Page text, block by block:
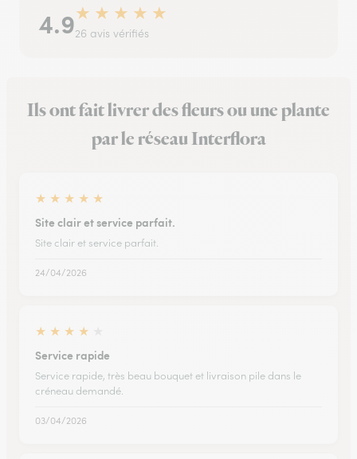
4.9★ ★ ★ ★ ★
26 avis vérifiés
Ils ont fait livrer des fleurs ou une plante
par le réseau Interflora
★ ★ ★ ★ ★
Site clair et service parfait.
Site clair et service parfait.
24/04/2026
★ ★ ★ ★
Service rapide
Service rapide, très beau bouquet et livraison pile dans le
créneau demandé.
03/04/2026